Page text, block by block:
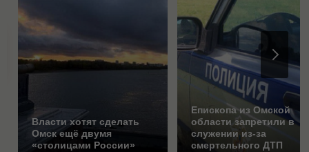
Власти хотят сделать
Омск ещё двумя
«столицами России»
Епископа из Омской
области запретили в
служении из-за
смертельного ДТП